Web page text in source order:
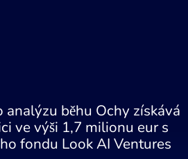
běhu Ochy získává
ve výši 1,7 milionu eur s
fondu Look AI Ventures